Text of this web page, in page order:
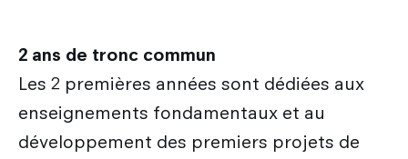
2 ans de tronc commun
Les 2 premières années sont dédiées aux
enseignements fondamentaux et au
développement des premiers projets de